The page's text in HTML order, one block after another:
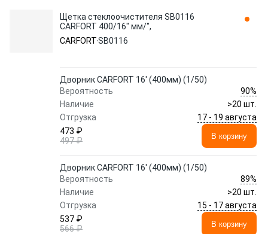
Щетка стеклоочистителя SB0116
CARFORT 400/16" мм/",
CARFORTSB0116
Дворник CARFORT 16' (400мм) (1/50)
Вероятность
90%
Наличие
>20 шт.
Отгрузка
17 - 19 августа
473 ₽
497 ₽
В корзину
Дворник CARFORT 16' (400мм) (1/50)
Вероятность
89%
Наличие
>20 шт.
Отгрузка
15 - 17 августа
537 ₽
566 ₽
В корзину